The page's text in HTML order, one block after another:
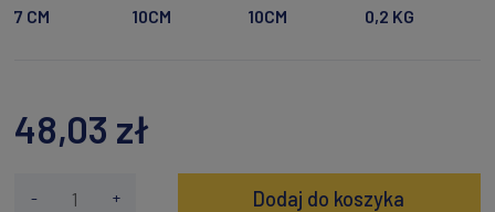
7 CM 10CM 10CM 0,2 KG
48,03 zł
- + Dodaj do koszyka